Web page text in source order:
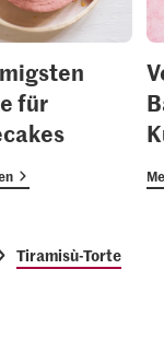
für
Tiramisù-Torte